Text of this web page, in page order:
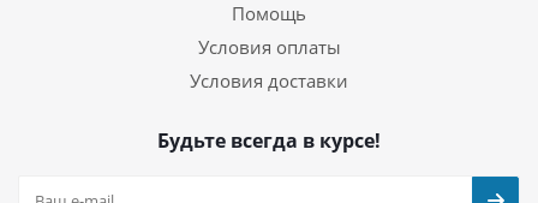
Помощь
Условия оплаты
Условия доставки
Будьте всегда в курсе!